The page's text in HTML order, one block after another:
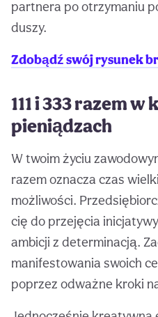
partnera po otrzymaniu
duszy.
Zdobądź swój rysunek
111 i 333 razem w
pieniądzach
W twoim życiu
razem oznacza czas
możliwości.
cię do przejęcia
ambicji z determinacją.
manifestowania swoich
poprzez odważne kroki